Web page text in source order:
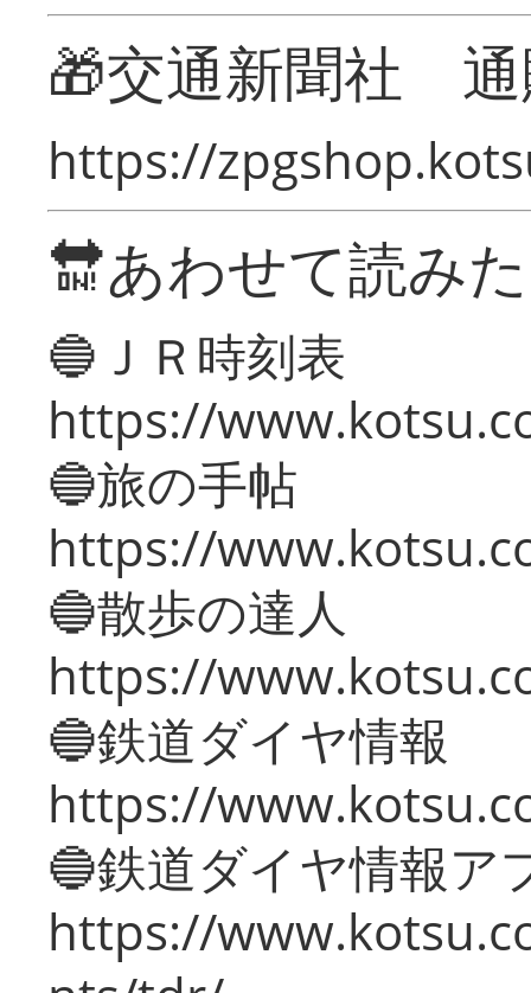
🎁交通新聞社
https://
🔛あわせて読み
🔵ＪＲ時刻表
https://
🔵旅の手帖
https://
🔵散歩の達人
https://
🔵鉄道ダイヤ情報
https://
🔵鉄道ダイヤ情報ア
https://